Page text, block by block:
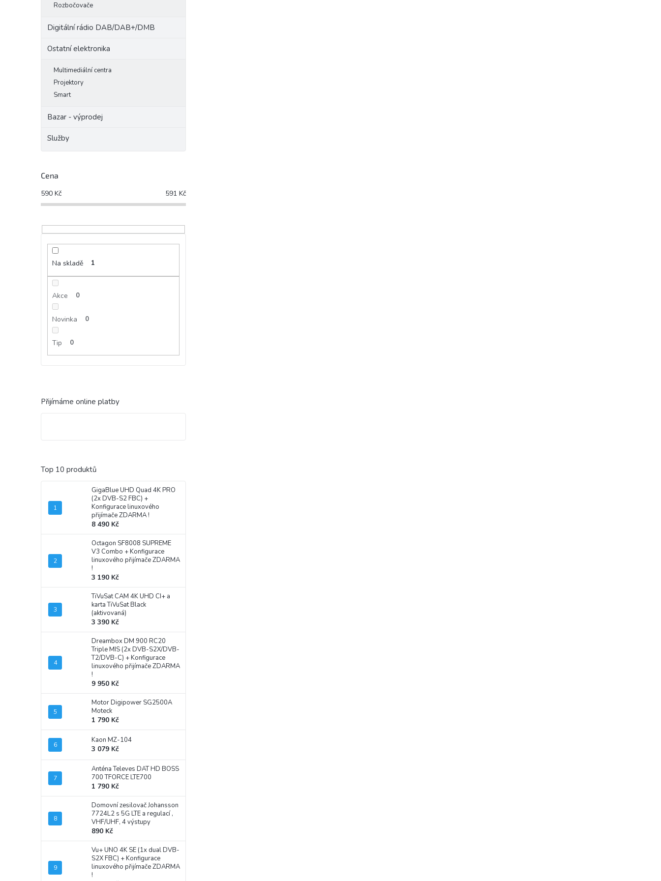
Rozbočovače
Digitální rádio DAB/DAB+/DMB
Ostatní elektronika
Multimediální centra
Projektory
Smart
Bazar - výprodej
Služby
Cena
590 Kč 591 Kč
Na skladě 1
Akce 0
Novinka 0
Tip 0
Přijímáme online platby
Top 10 produktů
GigaBlue UHD Quad 4K PRO
(2x DVB-S2 FBC) +
Konfigurace linuxového
přijímače ZDARMA !
8 490 Kč
Octagon SF8008 SUPREME
V3 Combo + Konfigurace
linuxového přijímače ZDARMA
!
3 190 Kč
TiVuSat CAM 4K UHD CI+ a
karta TiVuSat Black
(aktivovaná)
3 390 Kč
Dreambox DM 900 RC20
Triple MIS (2x DVB-S2X/DVB-
T2/DVB-C) + Konfigurace
linuxového přijímače ZDARMA
!
9 950 Kč
Motor Digipower SG2500A
Moteck
1 790 Kč
Kaon MZ-104
3 079 Kč
Anténa Televes DAT HD BOSS
700 TFORCE LTE700
1 790 Kč
Domovní zesilovač Johansson
7724L2 s 5G LTE a regulací ,
VHF/UHF, 4 výstupy
890 Kč
Vu+ UNO 4K SE (1x dual DVB-
S2X FBC) + Konfigurace
linuxového přijímače ZDARMA
!